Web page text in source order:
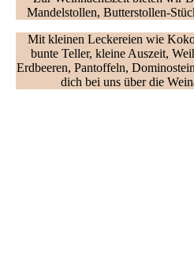
Mandelstollen, Butterstollen-
Mit kleinen Leckereien wie
bunte Teller, kleine Auszeit,
Erdbeeren, Pantoffeln,
dich bei uns über die